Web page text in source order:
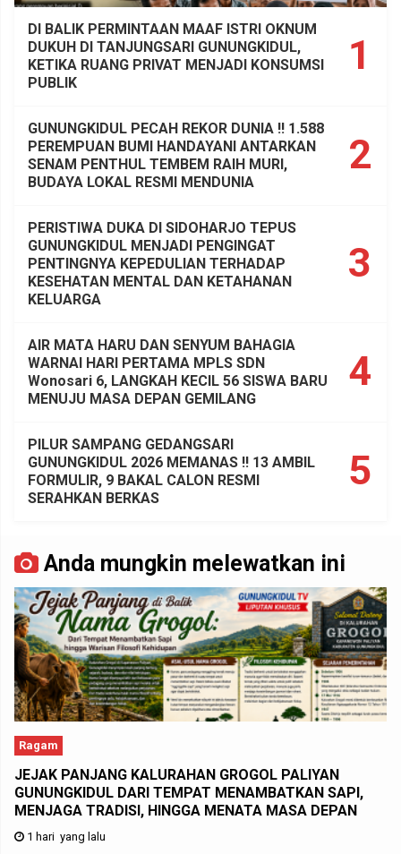
1
DI BALIK PERMINTAAN MAAF ISTRI OKNUM
DUKUH DI TANJUNGSARI GUNUNGKIDUL,
KETIKA RUANG PRIVAT MENJADI KONSUMSI
PUBLIK
2
GUNUNGKIDUL PECAH REKOR DUNIA !! 1.588
PEREMPUAN BUMI HANDAYANI ANTARKAN
SENAM PENTHUL TEMBEM RAIH MURI,
BUDAYA LOKAL RESMI MENDUNIA
3
PERISTIWA DUKA DI SIDOHARJO TEPUS
GUNUNGKIDUL MENJADI PENGINGAT
PENTINGNYA KEPEDULIAN TERHADAP
KESEHATAN MENTAL DAN KETAHANAN
KELUARGA
4
AIR MATA HARU DAN SENYUM BAHAGIA
WARNAI HARI PERTAMA MPLS SDN
Wonosari 6, LANGKAH KECIL 56 SISWA BARU
MENUJU MASA DEPAN GEMILANG
5
PILUR SAMPANG GEDANGSARI
GUNUNGKIDUL 2026 MEMANAS !! 13 AMBIL
FORMULIR, 9 BAKAL CALON RESMI
SERAHKAN BERKAS
Anda mungkin melewatkan ini
Ragam
JEJAK PANJANG KALURAHAN GROGOL PALIYAN
GUNUNGKIDUL DARI TEMPAT MENAMBATKAN SAPI,
MENJAGA TRADISI, HINGGA MENATA MASA DEPAN
1 hari yang lalu